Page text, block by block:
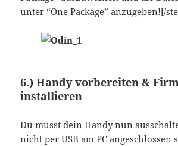
unter “One Package” anzugeben![/
6.) Handy vorbereiten &
installieren
Du musst dein Handy nun
nicht per USB am PC angeschlossen